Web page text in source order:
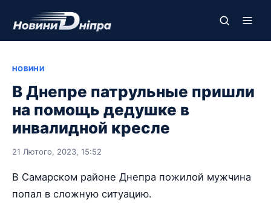
НОВИНИ
В Днепре патрульные пришли
на помощь дедушке в
инвалидной кресле
21 Лютого, 2023, 15:52
В Самарском районе Днепра пожилой мужчина
попал в сложную ситуацию.